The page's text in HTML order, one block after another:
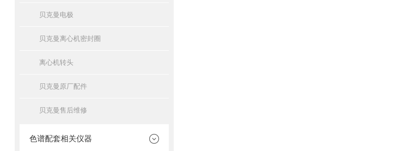
贝克曼电极
贝克曼离心机密封圈
离心机转头
贝克曼原厂配件
贝克曼售后维修
色谱配套相关仪器